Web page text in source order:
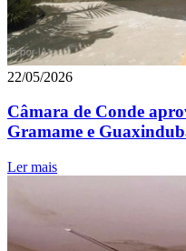
22/05/2026
Câmara de Conde
Gramame e
Ler mais